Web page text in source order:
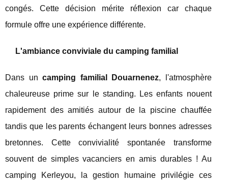
congés. Cette décision mérite réflexion car chaque
formule offre une expérience différente.
L'ambiance conviviale du camping familial
Dans uncamping familial Douarnenez, l'atmosphère
chaleureuse prime sur le standing. Les enfants nouent
rapidement des amitiés autour de la piscine chauffée
tandis que les parents échangent leurs bonnes adresses
bretonnes. Cette convivialité spontanée transforme
souvent de simples vacanciers en amis durables ! Au
camping Kerleyou, la gestion humaine privilégie ces